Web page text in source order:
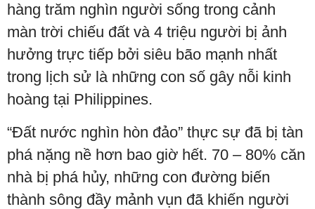
hàng trăm nghìn người sống trong cảnh
màn trời chiếu đất và 4 triệu người bị ảnh
hưởng trực tiếp bởi siêu bão mạnh nhất
trong lịch sử là những con số gây nỗi kinh
hoàng tại Philippines.
“Đất nước nghìn hòn đảo” thực sự đã bị tàn
phá nặng nề hơn bao giờ hết. 70 – 80% căn
nhà bị phá hủy, những con đường biến
thành sông đầy mảnh vụn đã khiến người